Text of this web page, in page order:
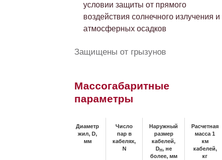
условии защиты от прямого
воздействия солнечного излучения и
атмосферных осадков
Защищены от грызунов
Массогабаритные
параметры
Диаметр
жил, D,
мм
Число
пар в
кабелях,
N
Наружный
размер
кабелей,
DH, не
более, мм
Расчетная
масса 1
км
кабелей,
кг